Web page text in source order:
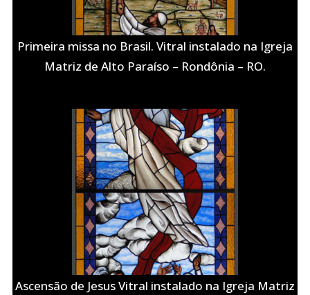
Primeira missa no Brasil. Vitral instalado na Igreja
Matriz de Alto Paraíso – Rondônia – RO.
Ascensão de Jesus Vitral instalado na Igreja Matriz